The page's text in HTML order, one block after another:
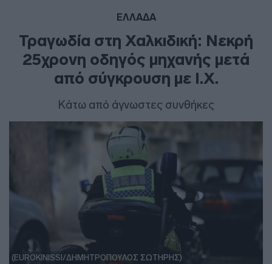
ΕΛΛΑΔΑ
Τραγωδία στη Χαλκιδική: Νεκρή
25χρονη οδηγός μηχανής μετά
από σύγκρουση με Ι.Χ.
Κάτω από άγνωστες συνθήκες
(EUROKINISSI/ΔΗΜΗΤΡΟΠΟΥΛΟΣ ΣΩΤΗΡΗΣ)